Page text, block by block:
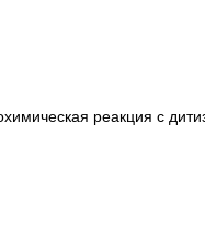
реакция с